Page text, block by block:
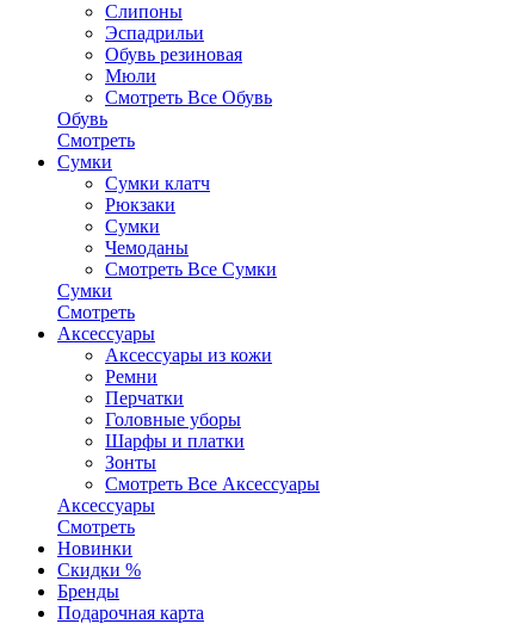
Слипоны
Эспадрильи
Обувь резиновая
Мюли
Смотреть Все Обувь
Обувь
Смотреть
Сумки
Сумки клатч
Рюкзаки
Сумки
Чемоданы
Смотреть Все Сумки
Сумки
Смотреть
Аксессуары
Аксессуары из кожи
Ремни
Перчатки
Головные уборы
Шарфы и платки
Зонты
Смотреть Все Аксессуары
Аксессуары
Смотреть
Новинки
Скидки %
Бренды
Подарочная карта